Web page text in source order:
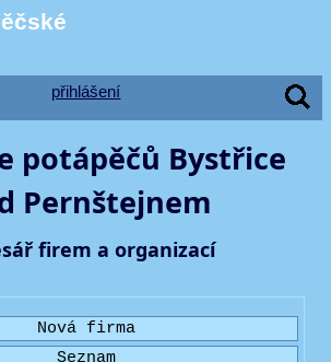
přihlášení
potápěčů Bystřice
Pernštejnem
firem a organizací